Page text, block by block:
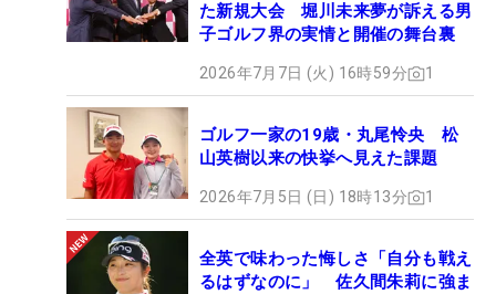
た新規大会 堀川未来夢が訴える男
子ゴルフ界の実情と開催の舞台裏
2026年7月7日 (火) 16時59分 1
ゴルフ一家の19歳・丸尾怜央 松
山英樹以来の快挙へ見えた課題
2026年7月5日 (日) 18時13分 1
全英で味わった悔しさ「自分も戦え
るはずなのに」 佐久間朱莉に強ま